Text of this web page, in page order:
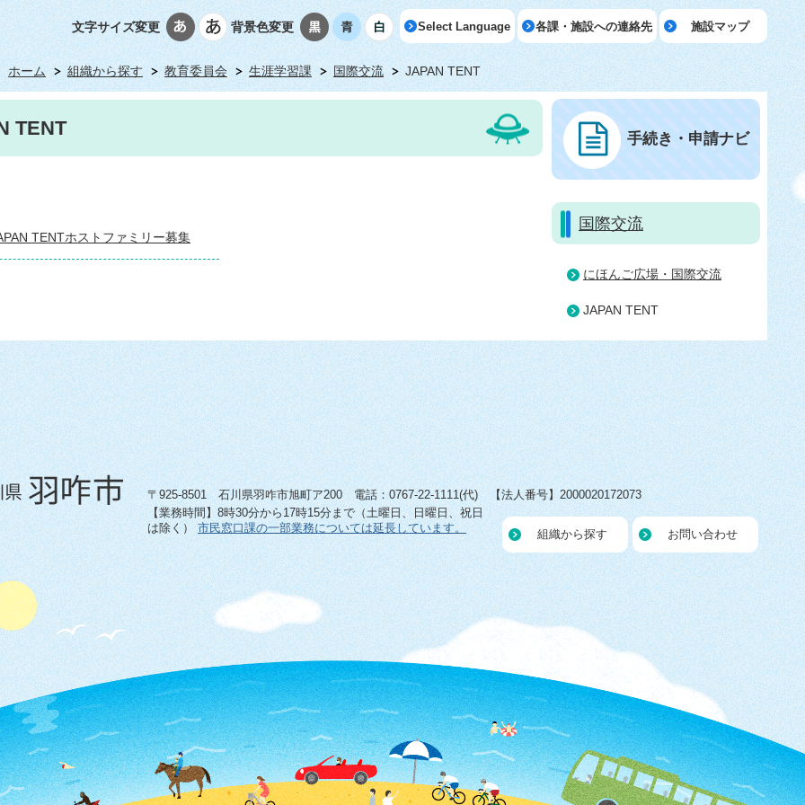
文字サイズ変更 背景色変更 Select Language 各課・施設への連絡先 施設マップ
ホーム 組織から探す 教育委員会 生涯学習課 国際交流 JAPAN TENT
TENT
TENTホストファミリー募集
手続き・申請ナビ
国際交流
にほんご広場・国際交流
JAPAN TENT
〒925-8501 石川県羽咋市旭町ア200 電話：0767-22-1111(代) 【法人番号】2000020172073
【業務時間】8時30分から17時15分まで（土曜日、日曜日、祝日
は除く） 市民窓口課の一部業務については延長しています。 組織から探す お問い合わせ